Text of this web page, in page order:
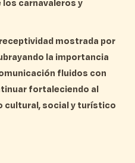
carnavaleros y
mostrada por
la importancia
fluidos con
fortaleciendo al
cultural, social y turístico